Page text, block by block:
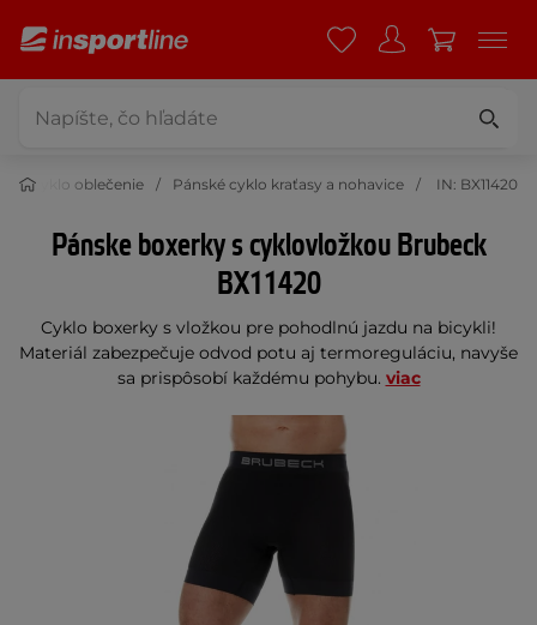
cyklo oblečenie Pánské cyklo kraťasy a nohavice IN: BX11420
Pánske boxerky s cyklovložkou Brubeck
BX11420
Cyklo boxerky s vložkou pre pohodlnú jazdu na bicykli!
Materiál zabezpečuje odvod potu aj termoreguláciu, navyše
sa prispôsobí každému pohybu. viac